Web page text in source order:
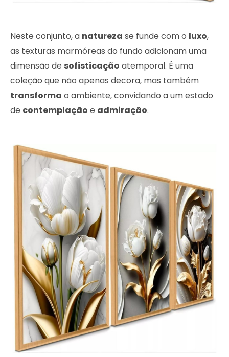
Neste conjunto, a natureza se funde com o luxo,
as texturas marmóreas do fundo adicionam uma
dimensão de sofisticação atemporal. É uma
coleção que não apenas decora, mas também
transforma o ambiente, convidando a um estado
de contemplação e admiração.